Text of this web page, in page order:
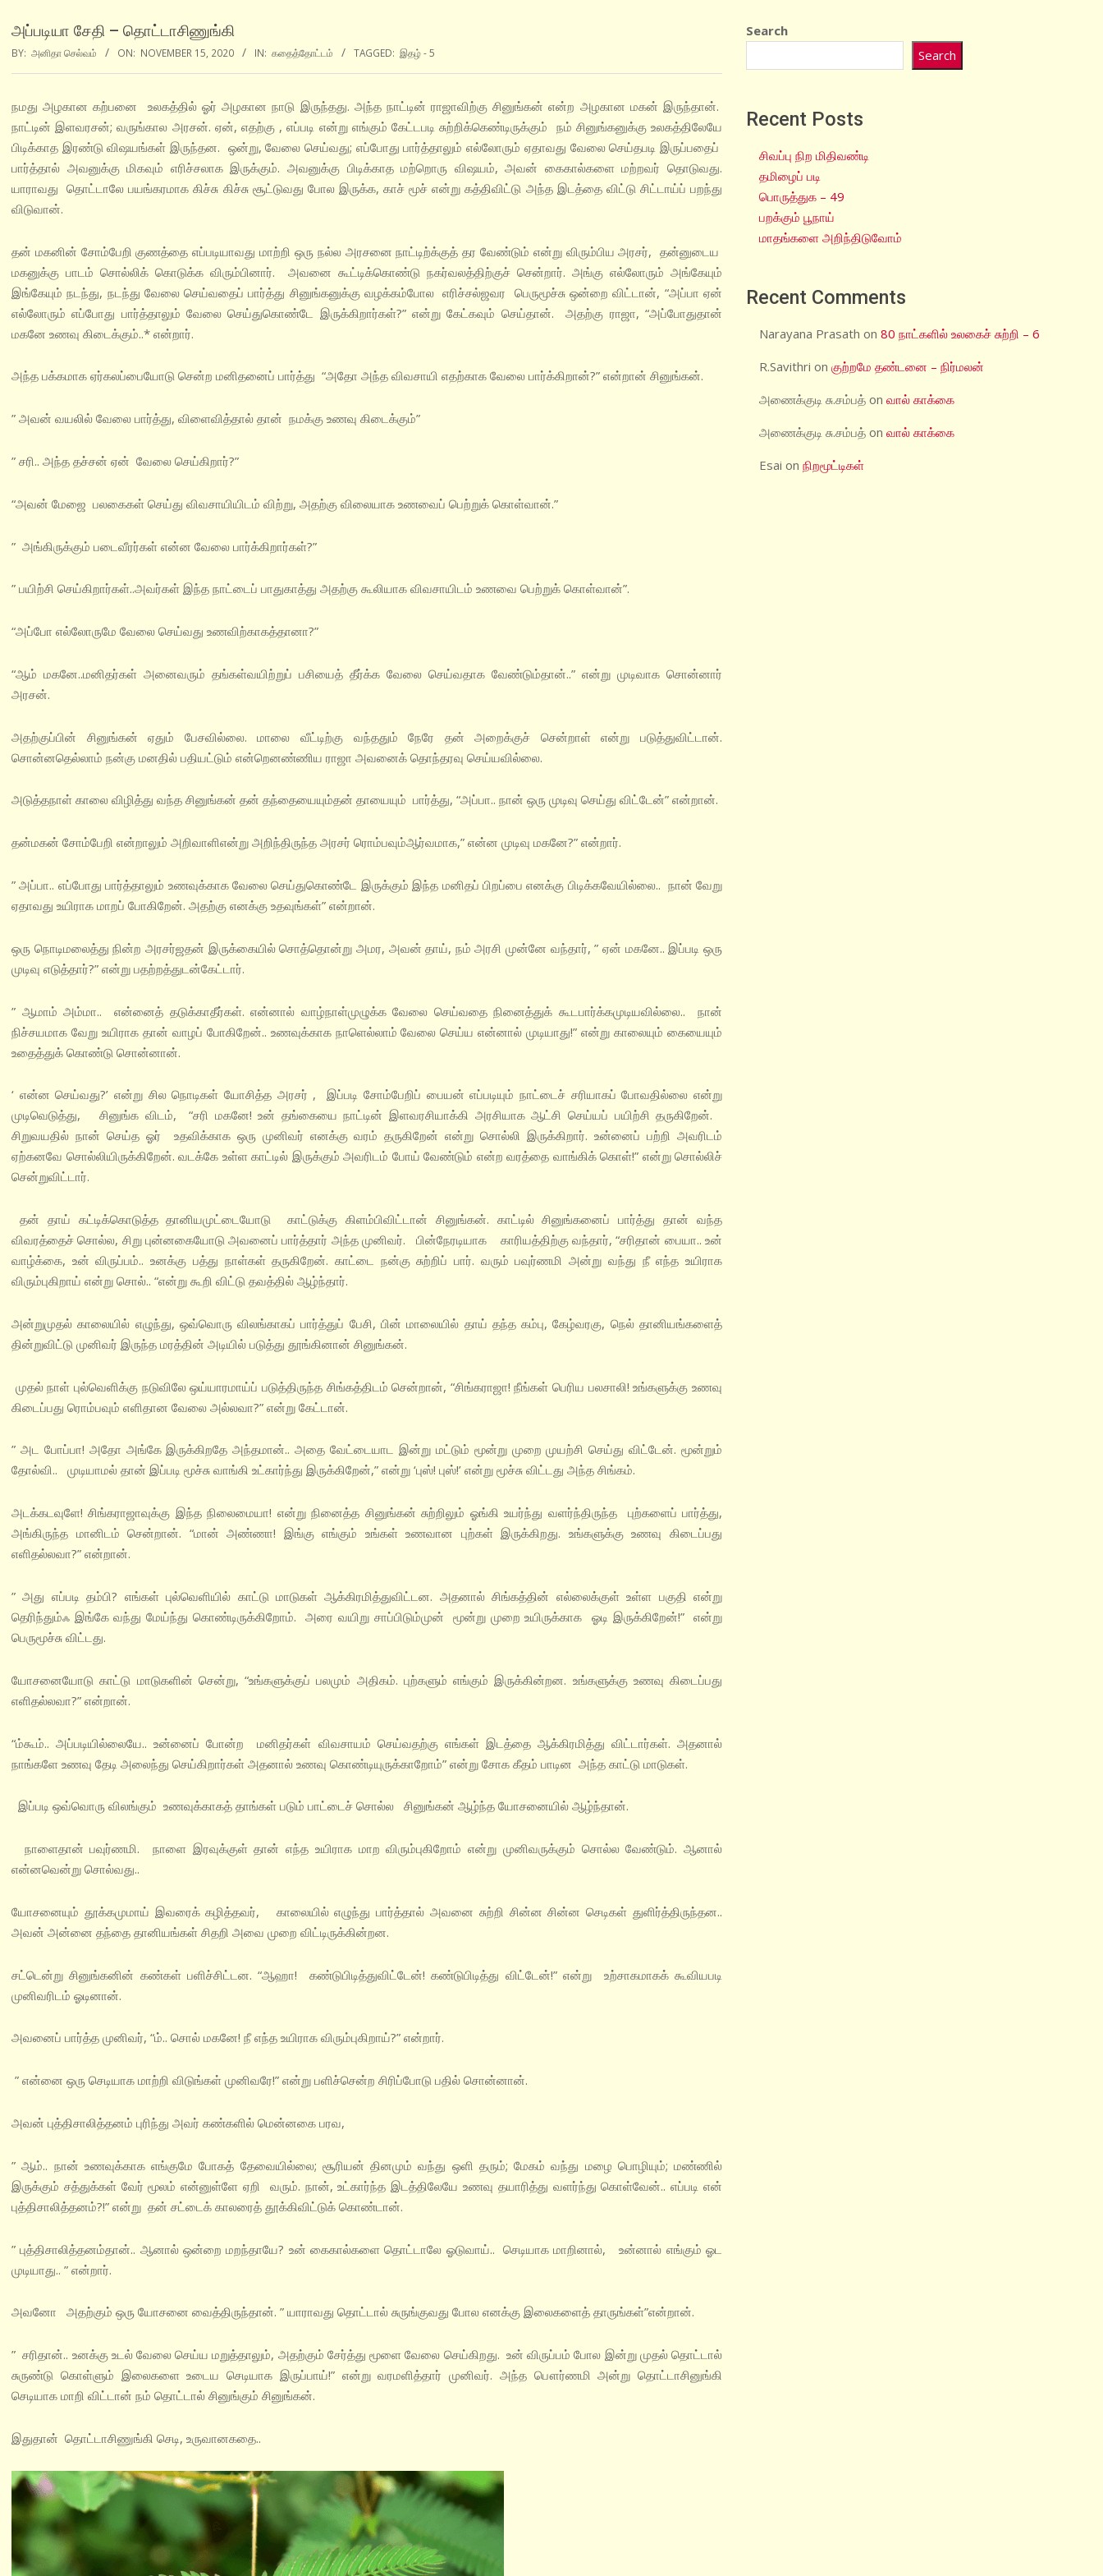
அப்படியா சேதி – தொட்டாசிணுங்கி
BY: அனிதா செல்வம் ON: NOVEMBER 15, 2020 IN: கதைத்தோட்டம் TAGGED: இதழ் - 5
நமது அழகான கற்பனை உலகத்தில் ஓர் அழகான நாடு இருந்தது. அந்த நாட்டின்‌ ராஜாவிற்கு சினுங்கன் என்ற அழகான மகன் இருந்தான்.
நாட்டின் இளவரசன்; வருங்கால அரசன். ஏன், எதற்கு , எப்படி என்று எங்கும் கேட்டபடி சுற்றிக்கெண்டிருக்கும் நம் சினுங்கனுக்கு உலகத்திலேயே
பிடிக்காத இரண்டு விஷயங்கள் இருந்தன. ஒன்று, வேலை செய்வது; எப்போது பார்த்தாலும் எல்லோரும் ஏதாவது வேலை செய்தபடி இருப்பதைப்
பார்த்தால் அவனுக்கு மிகவும் எரிச்சலாக இருக்கும். அவனுக்கு பிடிக்காத மற்றொரு விஷயம், அவன் கைகால்களை மற்றவர் தொடுவது.
யாராவது தொட்டாலே பயங்கரமாக கிச்சு கிச்சு சூட்டுவது போல இருக்க, காச் மூச் என்று கத்திவிட்டு அந்த இடத்தை விட்டு சிட்டாய்ப் பறந்து
விடுவான்.
தன் மகனின் சோம்பேறி குணத்தை எப்படியாவது மாற்றி ஒரு நல்ல அரசனை நாட்டிற்க்குத் தர வேண்டும் என்று விரும்பிய அரசர், தன்னுடைய
மகனுக்கு பாடம் சொல்லிக் கொடுக்க விரும்பினார். அவனை கூட்டிக்கொண்டு நகர்வலத்திற்குச் சென்றார். அங்கு எல்லோரும் அங்கேயும்
இங்கேயும் நடந்து, நடந்து வேலை செய்வதைப் பார்த்து சினுங்கனுக்கு வழக்கம்போல எரிச்சல்ஜவர பெருமூச்சு ஒன்றை விட்டான், “அப்பா ஏன்
எல்லோரும் எப்போது பார்த்தாலும் வேலை செய்துகொண்டே இருக்கிறார்கள்?” என்று கேட்கவும் செய்தான். அதற்கு ராஜா, “அப்போதுதான்
மகனே உணவு கிடைக்கும்..* என்றார்.
அந்த பக்கமாக ஏர்கலப்பையோடு சென்ற மனிதனைப் பார்த்து “அதோ அந்த விவசாயி எதற்காக வேலை பார்க்கிறான்?” என்றான்‌ சினுங்கன்.
” அவன் வயலில் வேலை பார்த்து, விளைவித்தால் தான் நமக்கு உணவு கிடைக்கும்”
” சரி.. அந்த தச்சன் ஏன் வேலை செய்கிறார்?”
“அவன் மேஜை பலகைகள் செய்து விவசாயியிடம் விற்று, அதற்கு விலையாக உணவைப் பெற்றுக் கொள்வான்.”
” அங்கிருக்கும் படைவீரர்கள் என்ன வேலை பார்க்கிறார்கள்?”
” பயிற்சி செய்கிறார்கள்..அவர்கள் இந்த நாட்டைப் பாதுகாத்து அதற்கு கூலியாக விவசாயிடம் உணவை பெற்றுக் கொள்வான்”.
“அப்போ எல்லோருமே வேலை செய்வது உணவிற்காகத்தானா?”
“ஆம் மகனே..‌மனிதர்கள் அனைவரும் தங்கள்‌வயிற்றுப் பசியைத் தீர்க்க வேலை செய்வதாக வேண்டும்தான்..” என்று முடிவாக சொன்னார்
அரசன்.
அதற்குப்பின் சினுங்கன் ஏதும் பேசவில்லை. மாலை வீட்டிற்கு வந்ததும் நேரே தன் அறைக்குச் சென்றாள் என்று படுத்துவிட்டான்.
சொன்னதெல்லாம் நன்கு மனதில் பதியட்டும் என்றெனண்ணிய ராஜா அவனைக் தொந்தரவு செய்யவில்லை.
அடுத்தநாள் காலை விழித்து வந்த சினுங்கன் தன் தந்தையையும்‌தன் தாயையும் பார்த்து, “அப்பா.. நான் ஒரு முடிவு செய்து விட்டேன்” என்றான்.
தன்‌மகன் சோம்பேறி என்றாலும் அறிவாளி‌என்று அறிந்திருந்த அரசர் ரொம்பவும்‌ஆர்வமாக,” என்ன முடிவு மகனே?” என்றார்.
” அப்பா.. எப்போது பார்த்தாலும் உணவுக்காக வேலை செய்துகொண்டே இருக்கும் இந்த மனிதப் பிறப்பை எனக்கு பிடிக்கவேயில்லை.. நான் வேறு
ஏதாவது உயிராக மாறப் போகிறேன். அதற்கு எனக்கு உதவுங்கள்” என்றான்.
ஒரு நொடி‌மலைத்து நின்ற அரசர்ஜதன் இருக்கையில் சொத்தொன்று அமர, அவன் தாய், நம் அரசி முன்னே வந்தார், ” ஏன் மகனே.. இப்படி ஒரு
முடிவு எடுத்தார்?” என்று பதற்றத்துடன்‌கேட்டார்.
” ஆமாம் அம்மா.. என்னைத் தடுக்காதீர்கள். என்னால் வாழ்நாள்‌முழுக்க வேலை செய்வதை நினைத்துக் கூட‌பார்க்க‌முடியவில்லை.. நான்
நிச்சயமாக வேறு உயிராக தான் வாழப் போகிறேன்.. உணவுக்காக நாளெல்லாம் வேலை செய்ய என்னால் முடியாது!” என்று காலையும் கையையும்
உதைத்துக் கொண்டு சொன்னான்.
‘ என்ன செய்வது?’ என்று சில நொடிகள் யோசித்த அரசர் , இப்படி சோம்பேறிப் பையன் எப்படியும் நாட்டைச் சரியாகப் போவதில்லை என்று
முடிவெடுத்து, சினுங்க விடம், “சரி மகனே! உன் தங்கையை நாட்டின் இளவரசியாக்கி அரசியாக ஆட்சி செய்யப் பயிற்சி தருகிறேன்.
சிறுவயதில் நான் செய்த ஓர் உதவிக்காக ஒரு முனிவர் எனக்கு வரம் தருகிறேன் என்று சொல்லி இருக்கிறார். உன்னைப் பற்றி அவரிடம்
ஏற்கனவே சொல்லியிருக்கிறேன். வடக்கே உள்ள காட்டில் இருக்கும் அவரிடம் போய் வேண்டும் என்ற வரத்தை வாங்கிக் கொள்!” என்று சொல்லிச்
சென்றுவிட்டார்.
தன் தாய் கட்டிக்கொடுத்த தானிய‌முட்டையோடு காட்டுக்கு கிளம்பிவிட்டான் சினுங்கன். காட்டில் சினுங்கனைப் பார்த்து தான் வந்த
விவரத்தைச் சொல்ல, சிறு புன்னகையோடு அவனைப் பார்த்தார் அந்த முனிவர். பின்‌நேரடியாக காரியத்திற்கு வந்தார், “சரிதான் பையா.. உன்
வாழ்க்கை, உன் விருப்பம்.. உனக்கு பத்து நாள்கள் தருகிறேன். காட்டை நன்கு சுற்றிப் பார். வரும் பவுர்ணமி அன்று வந்து நீ எந்த உயிராக
விரும்புகிறாய் என்று சொல்.. “என்று கூறி விட்டு தவத்தில் ஆழ்ந்தார்.
அன்றுமுதல் காலையில் எழுந்து, ஒவ்வொரு விலங்காகப் பார்த்துப் பேசி, பின் மாலையில் தாய் தந்த கம்பு, கேழ்வரகு, நெல் தானியங்களைத்
தின்றுவிட்டு முனிவர் இருந்த மரத்தின் அடியில் படுத்து தூங்கினான் சினுங்கன்.
முதல் நாள் புல்வெளிக்கு நடுவிலே ஒய்யாரமாய்ப் படுத்திருந்த சிங்கத்திடம் சென்றான், “சிங்கராஜா! நீங்கள் பெரிய பலசாலி! உங்களுக்கு உணவு
கிடைப்பது ரொம்பவும் எளிதான வேலை அல்லவா?” என்று கேட்டான்.
” அட போப்பா! அதோ அங்கே இருக்கிறதே அந்தமான்.. அதை வேட்டையாட இன்று மட்டும் மூன்று முறை முயற்சி செய்து விட்டேன். மூன்றும்
தோல்வி.. முடியாமல் தான் இப்படி மூச்சு வாங்கி உட்கார்ந்து இருக்கிறேன்,” என்று ‘புஸ்! புஸ்!’ என்று மூச்சு விட்டது அந்த சிங்கம்.
அடக்கடவுளே! சிங்கராஜாவுக்கு இந்த நிலைமையா! என்று நினைத்த சினுங்கன் சுற்றிலும் ஓங்கி உயர்ந்து வளர்ந்திருந்த புற்களைப் பார்த்து,
அங்கிருந்த மானிடம் சென்றான். “மான் அண்ணா! இங்கு எங்கும் உங்கள் உணவான புற்கள் இருக்கிறது. உங்களுக்கு உணவு கிடைப்பது
எளிதல்லவா?” என்றான்.
” அது எப்படி தம்பி? எங்கள் புல்வெளியில் காட்டு மாடுகள் ஆக்கிரமித்துவிட்டன. அதனால் சிங்கத்தின் எல்லைக்குள் உள்ள பகுதி என்று
தெரிந்தும்ஃ இங்கே வந்து மேய்ந்து கொண்டிருக்கிறோம். அரை வயிறு சாப்பிடும்முன் மூன்று முறை உயிருக்காக ஓடி இருக்கிறேன்!” என்று
பெருமூச்சு விட்டது.
யோசனையோடு காட்டு மாடுகளின் சென்று, “உங்களுக்குப் பலமும் அதிகம். புற்களும் எங்கும் இருக்கின்றன. உங்களுக்கு உணவு கிடைப்பது
எளிதல்லவா?” என்றான்.
“ம்கூம்.. அப்படியில்லையே.. உன்னைப் போன்ற மனிதர்கள் விவசாயம் செய்வதற்கு எங்கள் இடத்தை ஆக்கிரமித்து விட்டார்கள். அதனால்
நாங்களே உணவு தேடி அலைந்து செய்கிறார்கள் அதனால் உணவு கொண்டியுருக்காறோம்” என்று சோக கீதம் பாடின அந்த காட்டு மாடுகள்.
இப்படி ஒவ்வொரு விலங்கும் உணவுக்காகத் தாங்கள் படும் பாட்டைச் சொல்ல சினுங்கன் ஆழ்ந்த யோசனையில் ஆழ்ந்தான்.
நாளைதான் பவுர்ணமி. நாளை இரவுக்குள் தான் எந்த உயிராக மாற விரும்புகிறோம் என்று முனிவருக்கும் சொல்ல வேண்டும். ஆனால்
என்னவென்று சொல்வது..
யோசனையும் தூக்கமுமாய் இவரைக் கழித்தவர், காலையில் எழுந்து பார்த்தால் அவனை சுற்றி சின்ன சின்ன செடிகள் துளிர்த்திருந்தன..
அவன் அன்னை தந்தை தானியங்கள் சிதறி அவை முறை விட்டிருக்கின்றன.
சட்டென்று சினுங்கனின் கண்கள் பளிச்சிட்டன. “ஆஹா! கண்டுபிடித்துவிட்டேன்! கண்டுபிடித்து விட்டேன்!” என்று உற்சாகமாகக் கூவியபடி
முனிவரிடம் ஓடினான்.
அவனைப் பார்த்த முனிவர், “ம்.. சொல் மகனே! நீ எந்த உயிராக விரும்புகிறாய்?” என்றார்.
” என்னை ஒரு செடியாக மாற்றி விடுங்கள் முனிவரே!” என்று பளிச்சென்ற சிரிப்போடு பதில் சொன்னான்.
அவன் புத்திசாலித்தனம் புரிந்து அவர் கண்களில் மென்னகை பரவ,
” ஆம்.. நான் உணவுக்காக எங்குமே போகத் தேவையில்லை; சூரியன் தினமும் வந்து ஒளி தரும்; மேகம் வந்து மழை பொழியும்; மண்ணில்
இருக்கும் சத்துக்கள் வேர் மூலம் என்னுள்ளே ஏறி வரும். நான், உட்கார்ந்த இடத்திலேயே உணவு தயாரித்து வளர்ந்து கொள்வேன்.. எப்படி என்
புத்திசாலித்தனம்?!” என்று தன் சட்டைக் காலரைத் தூக்கிவிட்டுக் கொண்டான்.
” புத்திசாலித்தனம்தான்.. ஆனால் ஒன்றை மறந்தாயே? உன் கைகால்களை தொட்டாலே ஓடுவாய்.. செடியாக மாறினால், உன்னால் எங்கும் ஓட
முடியாது.. ” என்றார்.
அவனோ அதற்கும் ஒரு யோசனை வைத்திருந்தான். ” யாராவது தொட்டால் சுருங்குவது போல எனக்கு இலைகளைத் தாருங்கள்”என்றான்.
” சரிதான்.. உனக்கு உடல் வேலை செய்ய மறுத்தாலும், அதற்கும் சேர்த்து மூளை வேலை செய்கிறது. உன் விருப்பம் போல இன்று முதல் தொட்டால்
சுருண்டு கொள்ளும் இலைகளை உடைய செடியாக இருப்பாய்!” என்று வரமளித்தார் முனிவர். அந்த பௌர்ணமி அன்று தொட்டாசினுங்கி
செடியாக மாறி விட்டான் நம் தொட்டால் சினுங்கும் சினுங்கன்.‌
இதுதான் தொட்டாசிணுங்கி செடி, உருவான‌கதை..
Search
Search
Recent Posts
சிவப்பு நிற மிதிவண்டி
தமிழைப் படி
பொருத்துக – 49
பறக்கும் பூநாய்
மாதங்களை அறிந்திடுவோம்
Recent Comments
Narayana Prasath on80 நாட்களில் உலகைச் சுற்றி – 6
R.Savithri onகுற்றமே தண்டனை – நிர்மலன்
அணைக்குடி சு.சம்பத் onவால் காக்கை
அணைக்குடி சு.சம்பத் onவால் காக்கை
Esai onநிறமூட்டிகள்